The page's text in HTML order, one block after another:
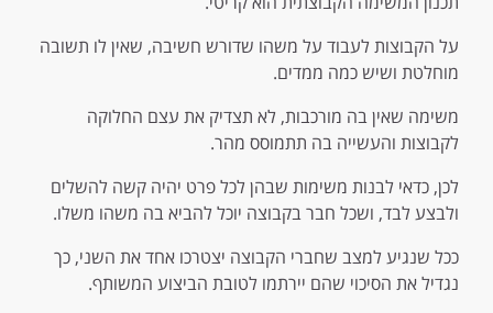
על הקבוצות לעבוד על משהו שדורש חשיבה, שאין לו תשובה
מוחלטת ושיש כמה ממדים.
משימה שאין בה מורכבות, לא תצדיק את עצם החלוקה
לקבוצות והעשייה בה תתמוסס מהר.
לכן, כדאי לבנות משימות שבהן לכל פרט יהיה קשה להשלים
ולבצע לבד, ושכל חבר בקבוצה יוכל להביא בה משהו משלו.
ככל שנגיע למצב שחברי הקבוצה יצטרכו אחד את השני, כך
נגדיל את הסיכוי שהם יירתמו לטובת הביצוע המשותף.